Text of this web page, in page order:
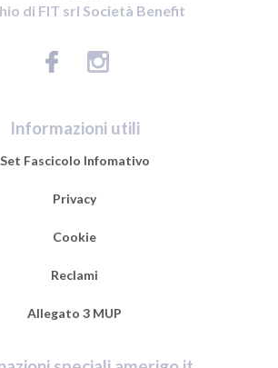
di FIT srl Società Benefit
Informazioni utili
Set Fascicolo Infomativo
Privacy
Cookie
Reclami
Allegato 3 MUP